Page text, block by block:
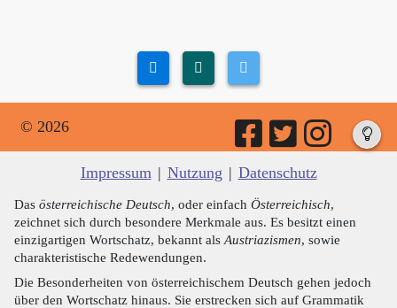
© 2026
Impressum | Nutzung | Datenschutz
Das österreichische Deutsch, oder einfach Österreichisch,
zeichnet sich durch besondere Merkmale aus. Es besitzt einen
einzigartigen Wortschatz, bekannt als Austriazismen, sowie
charakteristische Redewendungen.
Die Besonderheiten von österreichischem Deutsch gehen jedoch
über den Wortschatz hinaus. Sie erstrecken sich auf Grammatik